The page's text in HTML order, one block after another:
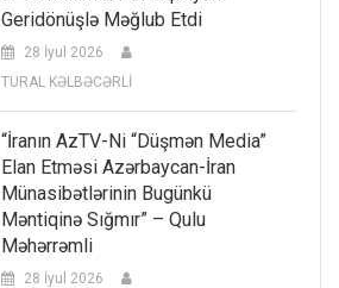
Geridönüşlə Məğlub Etdi
28 İyul 2026
TURAL KƏLBƏCƏRLİ
“İranın AzTV-Ni “düşmən Media”
Elan Etməsi Azərbaycan-İran
Münasibətlərinin Bugünkü
Məntiqinə Sığmır” – Qulu
Məhərrəmli
28 İyul 2026